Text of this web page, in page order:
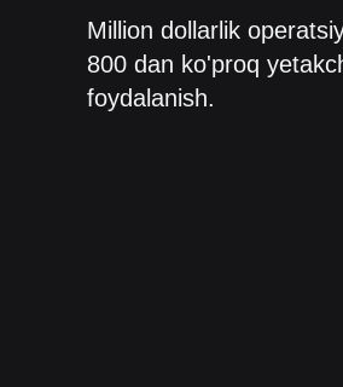
Million dollarlik
800 dan ko'proq
foydalanish.